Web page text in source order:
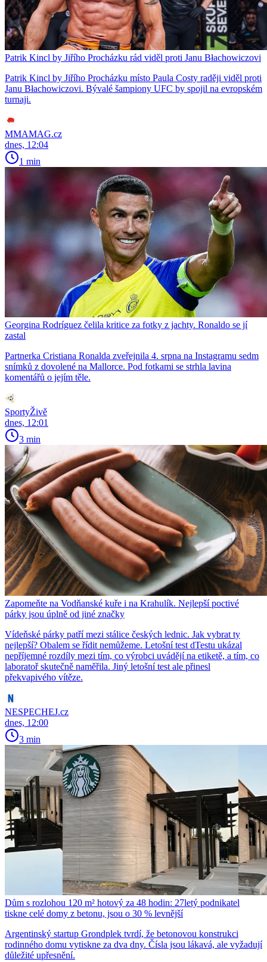
Patrik Kincl by Jiřího Procházku rád viděl proti Janu Błachowiczovi
Patrik Kincl by Jiřího Procházku místo Paula Costy raději viděl proti
Janu Błachowiczovi. Bývalé šampiony UFC by spojil na evropském
turnaji.
MMAMAG.cz
dnes, 12:04
1 min
Georgina Rodríguez čelila kritice za fotky z jachty. Ronaldo se jí
zastal
Partnerka Cristiana Ronalda zveřejnila 4. srpna na Instagramu sedm
snímků z dovolené na Mallorce. Pod fotkami se strhla lavina
komentářů o jejím těle.
SportyŽivě
dnes, 12:01
3 min
Zapomeňte na Vodňanské kuře i na Krahulík. Nejlepší poctivé
párky jsou úplně od jiné značky
Vídeňské párky patří mezi stálice českých lednic. Jak vybrat ty
nejlepší? Obalem se řídit nemůžeme. Letošní test dTestu ukázal
nepříjemné rozdíly mezi tím, co výrobci uvádějí na etiketě, a tím, co
laboratoř skutečně naměřila. Jiný letošní test ale přinesl
překvapivého vítěze.
NESPECHEJ.cz
dnes, 12:00
3 min
Dům s rozlohou 120 m² hotový za 48 hodin: 27letý podnikatel
tiskne celé domy z betonu, jsou o 30 % levnější
Argentinský startup Grondplek tvrdí, že betonovou konstrukci
rodinného domu vytiskne za dva dny. Čísla jsou lákavá, ale vyžadují
důležité upřesnění.